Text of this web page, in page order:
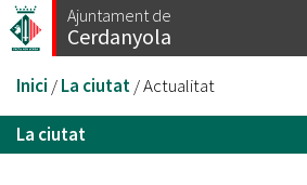
Vés
al
Ajuntament de
Cerdanyola
Esteu
aquí
Inici /La ciutat/Actualitat
La ciutat